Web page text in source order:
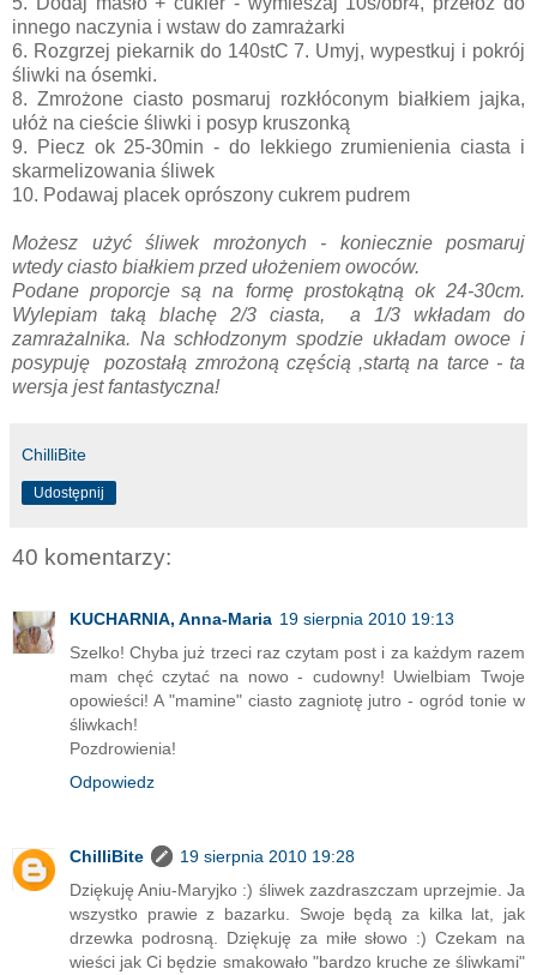
innego naczynia i wstaw do zamrażarki
6. Rozgrzej piekarnik do 140stC 7. Umyj, wypestkuj i pokrój
śliwki na ósemki.
8. Zmrożone ciasto posmaruj rozkłóconym białkiem jajka,
ułóż na cieście śliwki i posyp kruszonką
9. Piecz ok 25-30min - do lekkiego zrumienienia ciasta i
skarmelizowania śliwek
10. Podawaj placek oprószony cukrem pudrem
Możesz użyć śliwek mrożonych - koniecznie posmaruj
wtedy ciasto białkiem przed ułożeniem owoców.
Podane proporcje są na formę prostokątną ok 24-30cm.
Wylepiam taką blachę 2/3 ciasta, a 1/3 wkładam do
zamrażalnika. Na schłodzonym spodzie układam owoce i
posypuję pozostałą zmrożoną częścią ,startą na tarce - ta
wersja jest fantastyczna!
ChilliBite
Udostępnij
40 komentarzy:
KUCHARNIA, Anna-Maria 19 sierpnia 2010 19:13
Szelko! Chyba już trzeci raz czytam post i za każdym razem
mam chęć czytać na nowo - cudowny! Uwielbiam Twoje
opowieści! A "mamine" ciasto zagniotę jutro - ogród tonie w
śliwkach!
Pozdrowienia!
Odpowiedz
ChilliBite
19 sierpnia 2010 19:28
Dziękuję Aniu-Maryjko :) śliwek zazdraszczam uprzejmie. Ja
wszystko prawie z bazarku. Swoje będą za kilka lat, jak
drzewka podrosną. Dziękuję za miłe słowo :) Czekam na
wieści jak Ci będzie smakowało "bardzo kruche ze śliwkami"